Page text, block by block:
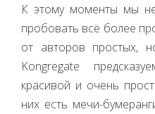
К этому моменты мы
пробовать всё более
от авторов простых,
Kongregate
красивой и очень
них есть мечи-